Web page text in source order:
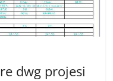
dwg projesi